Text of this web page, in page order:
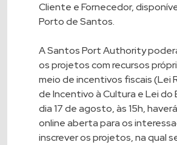
Cliente e Fornecedor,
Porto de Santos.
A Santos Port Authority
os projetos com recursos
meio de incentivos fiscais (Lei
de Incentivo à Cultura e Lei do
dia 17 de agosto, às 15h,
online aberta para os
inscrever os projetos, na qual